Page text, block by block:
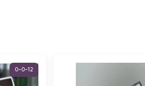
0-0-12